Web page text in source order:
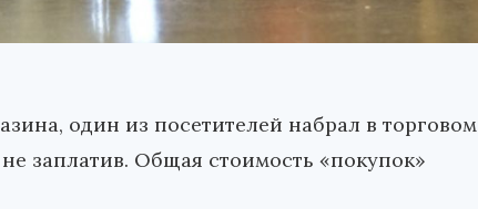
один из посетителей набрал в торговом
заплатив. Общая стоимость «покупок»